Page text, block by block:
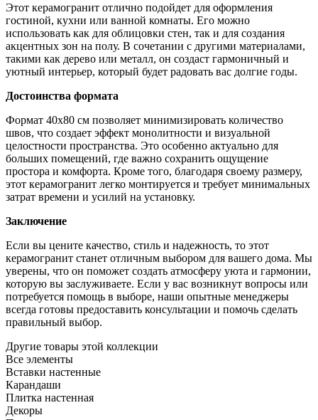
Этот керамогранит отлично подойдет для оформления
гостиной, кухни или ванной комнаты. Его можно
использовать как для облицовки стен, так и для создания
акцентных зон на полу. В сочетании с другими материалами,
такими как дерево или металл, он создаст гармоничный и
уютный интерьер, который будет радовать вас долгие годы.
Достоинства формата
Формат 40х80 см позволяет минимизировать количество
швов, что создает эффект монолитности и визуальной
целостности пространства. Это особенно актуально для
больших помещений, где важно сохранить ощущение
простора и комфорта. Кроме того, благодаря своему размеру,
этот керамогранит легко монтируется и требует минимальных
затрат времени и усилий на установку.
Заключение
Если вы цените качество, стиль и надежность, то этот
керамогранит станет отличным выбором для вашего дома. Мы
уверены, что он поможет создать атмосферу уюта и гармонии,
которую вы заслуживаете. Если у вас возникнут вопросы или
потребуется помощь в выборе, наши опытные менеджеры
всегда готовы предоставить консультации и помочь сделать
правильный выбор.
Другие товары этой коллекции
Все элементы
Вставки настенные
Карандаши
Плитка настенная
Декоры